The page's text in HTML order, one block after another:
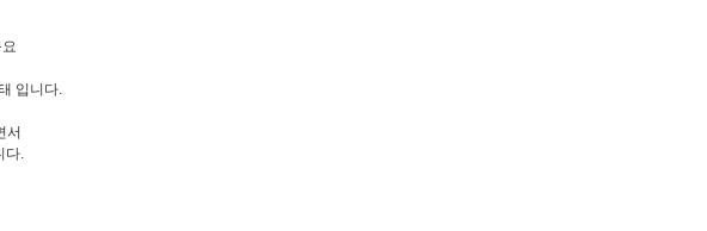
입니다.
서
다.